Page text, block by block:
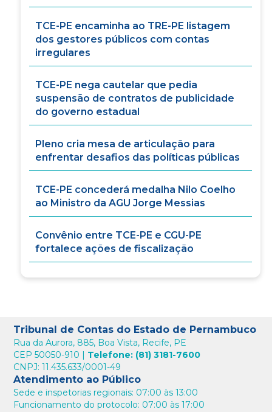
TCE-PE encaminha ao TRE-PE listagem
dos gestores públicos com contas
irregulares
TCE-PE nega cautelar que pedia
suspensão de contratos de publicidade
do governo estadual
Pleno cria mesa de articulação para
enfrentar desafios das políticas públicas
TCE-PE concederá medalha Nilo Coelho
ao Ministro da AGU Jorge Messias
Convênio entre TCE-PE e CGU-PE
fortalece ações de fiscalização
Tribunal de Contas do Estado de Pernambuco
Rua da Aurora, 885, Boa Vista, Recife, PE
CEP 50050-910 | Telefone: (81) 3181-7600
CNPJ: 11.435.633/0001-49
Atendimento ao Público
Sede e inspetorias regionais: 07:00 às 13:00
Funcionamento do protocolo: 07:00 às 17:00